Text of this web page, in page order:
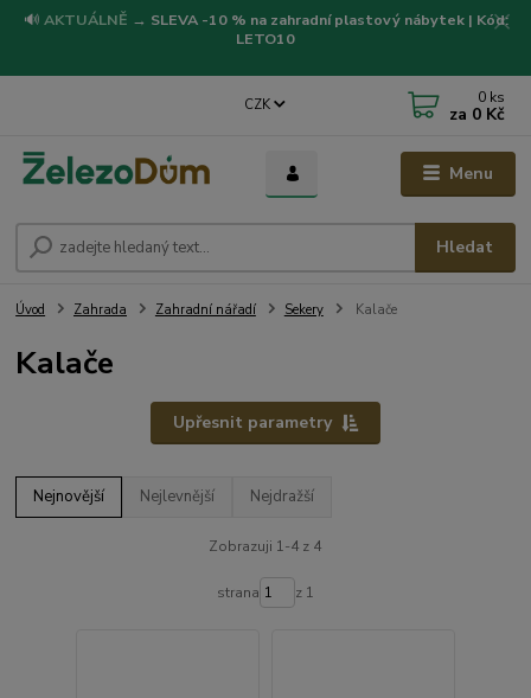
🔊 AKTUÁLNĚ → SLEVA -10 % na zahradní plastový nábytek | Kód:
LETO10
Menu
CZK
Hledat
0 ks
za 0 Kč
Úvod Zahrada Zahradní nářadí Sekery Kalače
Kalače
Upřesnit parametry
Nejnovější Nejlevnější Nejdražší
Zobrazuji 1-4 z 4
strana z 1